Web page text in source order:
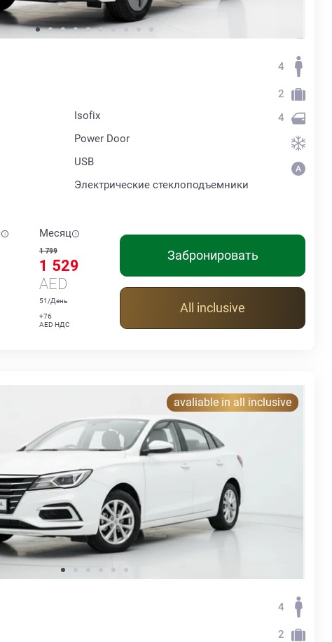
Isofix
Power Door
USB
Электрические стеклоподъемники
4
2
4
Месяц
1 799
1 529
AED
51/День
+76
AED НДС
Забронировать
All inclusive
avaliable in all inclusive
4
2